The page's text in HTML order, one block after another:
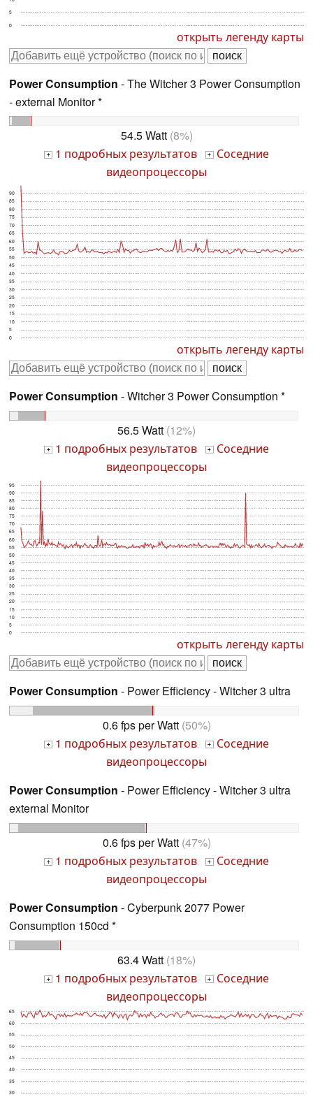
0
5
открыть легенду карты
Power Consumption - The Witcher 3 Power Consumption
- external Monitor *
54.5 Watt(8%)
+ 1 подробных результатов + Соседние
видеопроцессоры
0
5
10
15
20
25
30
35
40
45
50
55
60
65
70
75
80
85
90
открыть легенду карты
Power Consumption - Witcher 3 Power Consumption *
56.5 Watt (12%)
+ 1 подробных результатов + Соседние
видеопроцессоры
0
5
10
15
20
25
30
35
40
45
50
55
60
65
70
75
80
85
90
95
открыть легенду карты
Power Consumption - Power Efficiency - Witcher 3 ultra
0.6 fps per Watt(50%)
+ 1 подробных результатов + Соседние
видеопроцессоры
Power Consumption - Power Efficiency - Witcher 3 ultra
external Monitor
0.6 fps per Watt(47%)
+ 1 подробных результатов + Соседние
видеопроцессоры
Power Consumption - Cyberpunk 2077 Power
Consumption 150cd *
63.4 Watt (18%)
+ 1 подробных результатов + Соседние
видеопроцессоры
30
35
40
45
50
55
60
65